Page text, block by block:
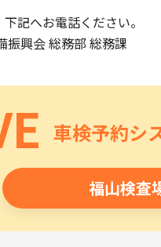
記へお電話ください。
振興会 総務部 総務課
車検予約シ
福山検査